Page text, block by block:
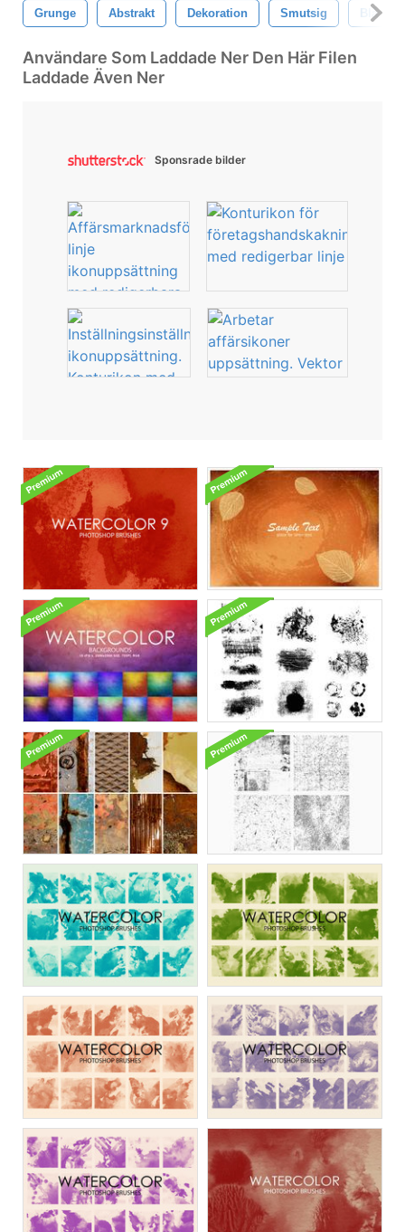
Grunge Abstrakt Dekoration Smutsig Blå
Användare Som Laddade Ner Den Här Filen
Laddade Även Ner
Sponsrade bilder